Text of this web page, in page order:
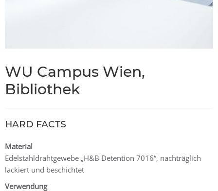
WU Campus Wien,
Bibliothek
HARD FACTS
Material
Edelstahldrahtgewebe „H&B Detention 7016“, nachträglich
lackiert und beschichtet
Verwendung